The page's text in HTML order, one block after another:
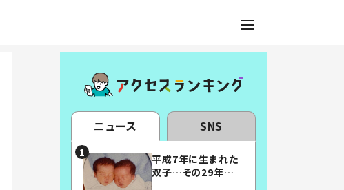
ニュース SNS
平成7年に生まれた
双子…その29年後